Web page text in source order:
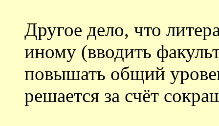
Другое дело, что
иному (вводить
повышать общий
решается за счёт